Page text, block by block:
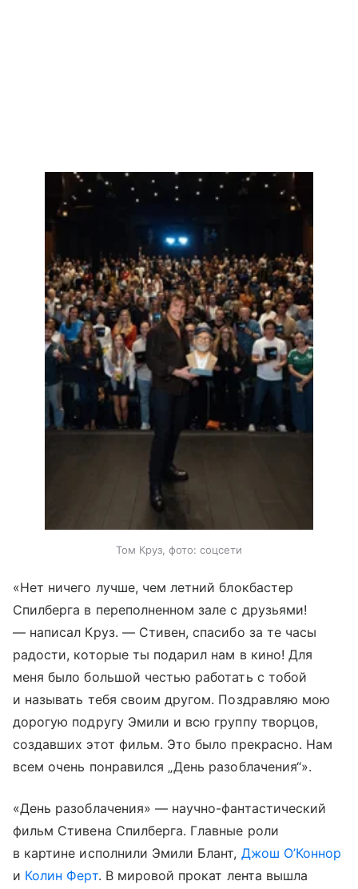
Том Круз, фото: соцсети
«Нет ничего лучше, чем летний блокбастер
Спилберга в переполненном зале с друзьями!
— написал Круз. — Стивен, спасибо за те часы
радости, которые ты подарил нам в кино! Для
меня было большой честью работать с тобой
и называть тебя своим другом. Поздравляю мою
дорогую подругу Эмили и всю группу творцов,
создавших этот фильм. Это было прекрасно. Нам
всем очень понравился „День разоблачения“».
«День разоблачения» — научно-фантастический
фильм Стивена Спилберга. Главные роли
в картине исполнили Эмили Блант, Джош О’Коннор
и Колин Ферт. В мировой прокат лента вышла